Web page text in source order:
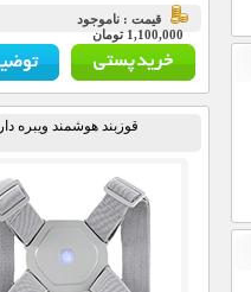
قيمت : ناموجود
1,100,000 تومان
قوزبند هوشمند ویبره دار